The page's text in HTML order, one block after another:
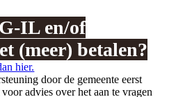
IL en/of
(meer) betalen?
hier.
door de gemeente eerst
voor advies over het aan te vragen